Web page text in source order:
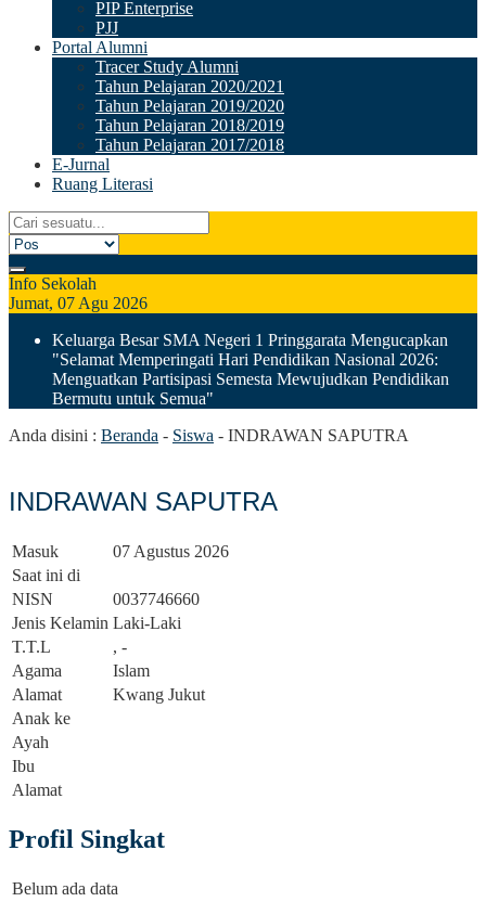
PIP Enterprise
PJJ
Portal Alumni
Tracer Study Alumni
Tahun Pelajaran 2020/2021
Tahun Pelajaran 2019/2020
Tahun Pelajaran 2018/2019
Tahun Pelajaran 2017/2018
E-Jurnal
Ruang Literasi
Info Sekolah
Jumat, 07 Agu 2026
Keluarga Besar SMA Negeri 1 Pringgarata Mengucapkan
"Selamat Memperingati Hari Pendidikan Nasional 2026:
Menguatkan Partisipasi Semesta Mewujudkan Pendidikan
Bermutu untuk Semua"
Anda disini : Beranda - Siswa - INDRAWAN SAPUTRA
INDRAWAN SAPUTRA
Masuk
07 Agustus 2026
Saat ini di
NISN
0037746660
Jenis Kelamin Laki-Laki
T.T.L
, -
Agama
Islam
Alamat
Kwang Jukut
Anak ke
Ayah
Ibu
Alamat
Profil Singkat
Belum ada data